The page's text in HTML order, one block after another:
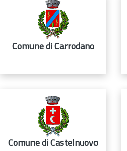
Comune di Carrodano
Comune di Castelnuovo